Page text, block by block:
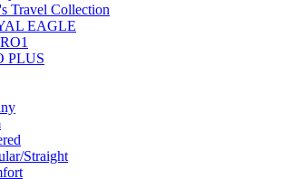
Travel Collection
EAGLE
PLUS
Straight